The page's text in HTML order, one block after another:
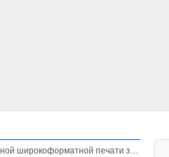
печати золотом